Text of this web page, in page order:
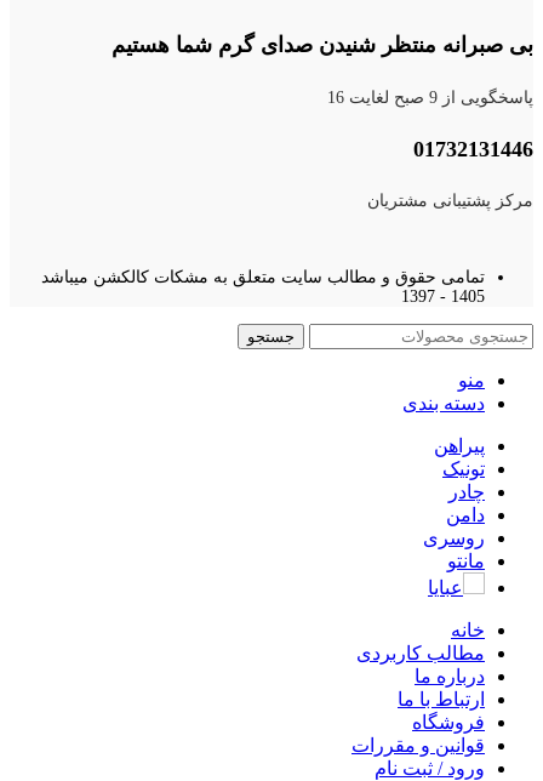
بی صبرانه منتظر شنیدن صدای گرم شما هستیم
پاسخگویی از 9 صبح لغایت 16
01732131446
مرکز پشتیبانی مشتریان
تمامی حقوق و مطالب سایت متعلق به مشکات کالکشن میباشد
1405 - 1397
جستجو
منو
دسته بندی
پیراهن
تونیک
چادر
دامن
روسری
مانتو
عبایا
خانه
مطالب کاربردی
درباره ما
ارتباط با ما
فروشگاه
قوانین و مقررات
ورود / ثبت نام